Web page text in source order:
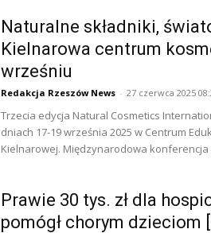
Naturalne składniki,
Kielnarowa centrum
wrześniu
Redakcja Rzeszów News - 27 czerwca 2025
Trzecia edycja Natural Cosmetics
dniach 17-19 września 2025 w Centrum
Kielnarowej. Międzynarodowa
Prawie 30 tys. zł dla
pomógł chorym dzieciom